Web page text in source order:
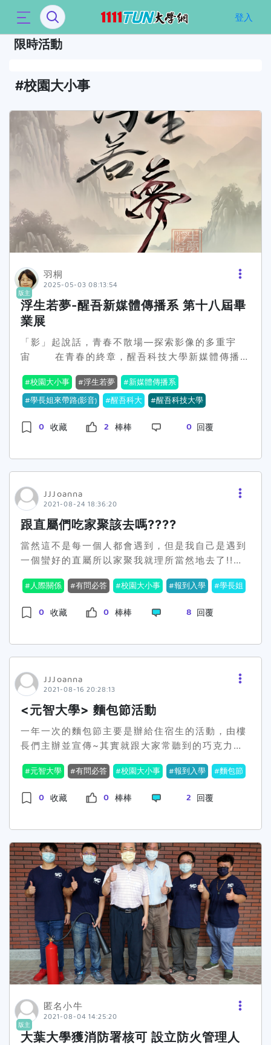
登入
限時活動
校園大小事
版主
羽桐
2025-05-03 08:13:54
浮生若夢-醒吾新媒體傳播系 第十八屆畢
業展
「影」起說話，青春不散場—探索影像的多重宇
宙 在青春的終章，醒吾科技大學新媒體傳播系
的足跡。本屆畢業展以浮生若夢為主題，短片創作
為核心，集結15組學生團隊，以紀錄片、劇情片、
場視覺盛宴。 從人際關係的掙扎與和解（《再
製》、《悔途》），到在地文化的溫情記憶（《龍
鳳獅》、《竹城好食》）、對人生方向的深刻追問
（《迴圈》、《回映》），每一部作品都是創作者
生命歷程的延伸，也是對社會議題的反思與回
應。 作品如《elf》、《墨彩》以奇幻與動畫
語彙帶出創意視角，而《日安》、《燭夜未歸》則
透過細膩的敘事探索情感的孤寂與陪伴。另如《幼
鳥指南》、《逆轉人生》也以紀錄與劇情交錯手
作品，不僅是學生四年所學的結晶，更是他們踏出
校園前，對世界所遞出的第一封影像名片。誠摯邀
請您一同走進他們的故事，用心傾聽這些來自新媒
子芸2.《elf》－張雅珍3.《拾》－孫詩鏇4.《複
－黃凱建7.《墨彩》－陳婷均8.《幼鳥指南》－黃
宇慶9.《日安》－黃惠萊10.《龍鳳獅》－蔡翔宇
11.《竹城好食》－蔡聲愛12.《破碎時光》－黃冠
恩13.《逆轉人生 - 林棋凡》－張芝榕14.《迴圈》
－林姵妏15.《回映》－陳亮竹 本屆畢業聯展還分
為校內展與校外展兩個展期－📍校內展 326、
327、328地點：醒吾科技大學忠誠樓402教室 &
5樓展演廳📍校外展 503、504、506地點：剝皮
寮演藝廳台北市萬華區康定路173巷校外展於今日
隆重登場，假日有時間不妨到現場走走，給用心創
校園大小事 浮生若夢
新媒體傳播系
學長姐來帶路(影音)
醒吾科大 醒吾科技大學
0 收藏 2 棒棒 0 回覆
JJJoanna
2021-08-24 18:36:20
跟直屬們吃家聚該去嗎????
當然這不是每一個人都會遇到，但是我自己是遇到
一個蠻好的直屬所以家聚我就理所當然地去了!!而
且學長姐也都會主動跟我聊天甚麼，氣氛很融洽，
雖然吃飯會比較小心但整體過程而言其實都算滿意
歐~而且飯前還是直屬請的，有夠感動!!!我還有一
像劇劇情，滿滿羨慕
人際關係 有問必答 校園大小事 報到入學 學長姐
0 收藏 0 棒棒 8 回覆
JJJoanna
2021-08-16 20:28:13
<元智大學> 麵包節活動
一年一次的麵包節主要是辦給住宿生的活動，由樓
長們主辦並宣傳~其實就跟大家常聽到的巧克力傳
體當然要傳情絕對少不了的就是傳情卡，而活動當
日的晚會也會找來各社團表演擺攤炒熱氣氛，而今
年還多了猜謎的活動歐最後此項活動的一大特點
給世界展望會用來幫助更多人歐~
元智大學 有問必答 校園大小事 報到入學 麵包節
0 收藏 0 棒棒 2 回覆
版主
匿名小牛
2021-08-04 14:25:20
大葉大學獲消防署核可 設立防火管理人